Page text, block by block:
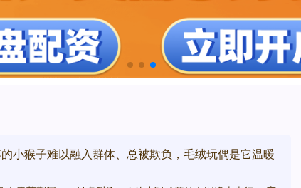
小猴子难以融入群体、总被欺负，毛绒玩偶是它温暖